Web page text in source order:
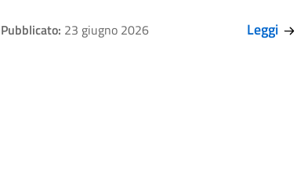
Pubblicato: 23 giugno 2026 Leggi